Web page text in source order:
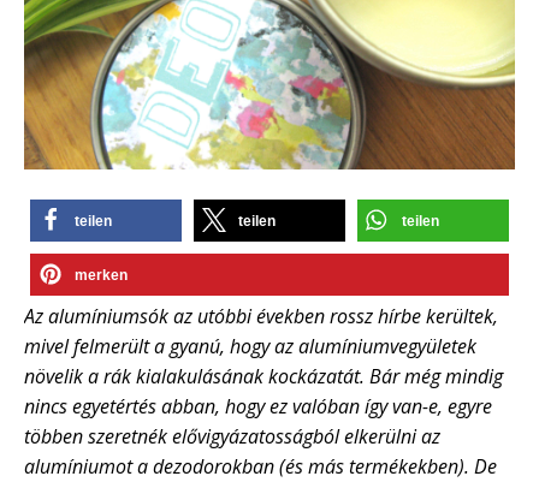
teilen teilen teilen
merken
Az alumíniumsók az utóbbi években rossz hírbe kerültek,
mivel felmerült a gyanú, hogy az alumíniumvegyületek
növelik a rák kialakulásának kockázatát. Bár még mindig
nincs egyetértés abban, hogy ez valóban így van-e, egyre
többen szeretnék elővigyázatosságból elkerülni az
alumíniumot a dezodorokban (és más termékekben). De